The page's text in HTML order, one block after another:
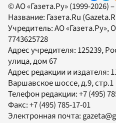
© АО «Газета.Ру» (1999-2026)
Название: Газета.Ru
Учредитель:АО «Газета.Ру»,
7743625728
Адрес учредителя: 125239,
улица, дом 67
Адрес редакции и издателя:
Варшавское шоссе, д.9, стр.1
Телефон редакции:+7 (495)
Факс:+7 (495) 785-17-01
Электронная почта: